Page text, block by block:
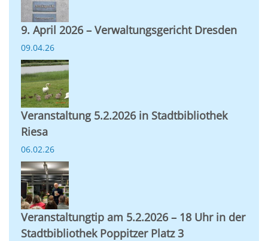
9. April 2026 – Verwaltungsgericht Dresden
09.04.26
Veranstaltung 5.2.2026 in Stadtbibliothek
Riesa
06.02.26
Veranstaltungtip am 5.2.2026 – 18 Uhr in der
Stadtbibliothek Poppitzer Platz 3